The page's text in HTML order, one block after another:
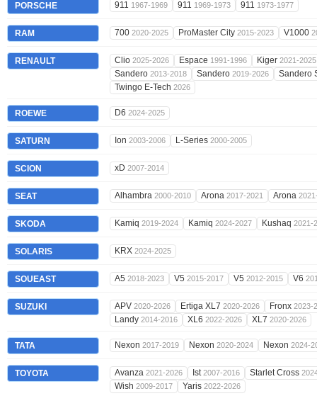
PORSCHE 911 1967-1969 911 1969-1973 911 1973-1977
RAM 700 2020-2025 ProMaster City 2015-2023 V1000
RENAULT Clio 2025-2026 Espace 1991-1996 Kiger 2021-2025
Sandero 2013-2018 Sandero 2019-2026
Sandero
Twingo E-Tech 2026
ROEWE D6 2024-2025
SATURN Ion 2003-2006 L-Series 2000-2005
SCION xD 2007-2014
SEAT Alhambra 2000-2010 Arona 2017-2021 Arona
SKODA Kamiq 2019-2024 Kamiq 2024-2027 Kushaq 2021-
SOLARIS KRX 2024-2025
SOUEAST A5 2018-2023 V5 2015-2017 V5 2012-2015 V6
SUZUKI APV 2020-2026 Ertiga XL7 2020-2026 Fronx 2023-
Landy 2014-2016 XL6 2022-2026 XL7 2020-2026
TATA Nexon 2017-2019 Nexon 2020-2024 Nexon 2024-
TOYOTA Avanza 2021-2026 Ist2007-2016 Starlet Cross
Wish 2009-2017 Yaris 2022-2026